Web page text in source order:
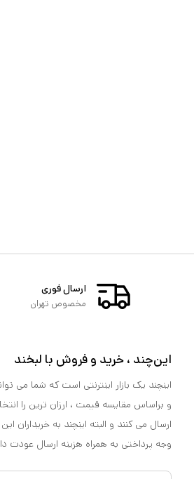
ارسال فوری
مخصوص تهران
این‌چند ، خرید و فروش با لبخند
اینچند یک بازار اینترنتی است که شما می
و براساس مقایسه قیمت ، ارزان ترین را
ارسال می کنند و البته اینچند به
وجه پرداختی به همراه هزینه ارسال عودت